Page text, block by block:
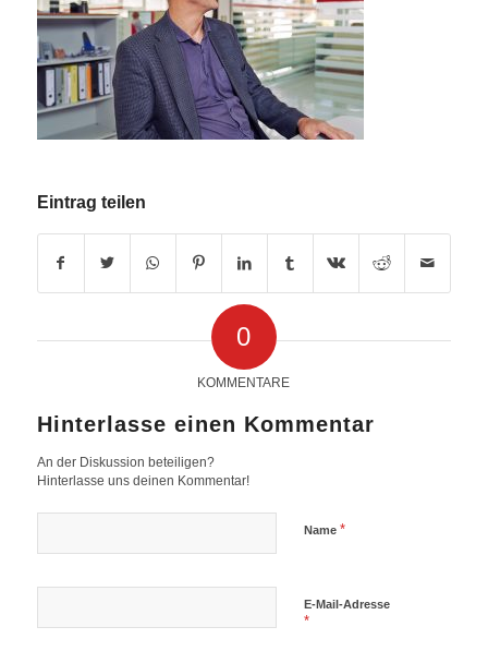
Eintrag teilen
0
KOMMENTARE
Hinterlasse einen Kommentar
An der Diskussion beteiligen?
Hinterlasse uns deinen Kommentar!
Name *
E-Mail-Adresse
*